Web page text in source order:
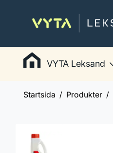
VYTA Leksand
Startsida Produkter